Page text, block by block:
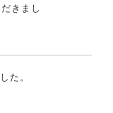
きまし
た。